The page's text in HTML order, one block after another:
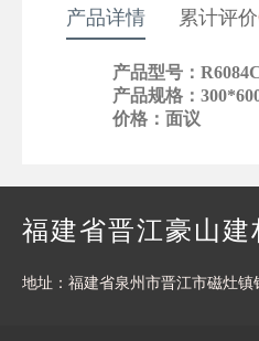
产品详情 累计评价
产品型号：
产品规格：
价格： 面议
福建省晋江豪山建
地址：福建省泉州市晋江市磁灶